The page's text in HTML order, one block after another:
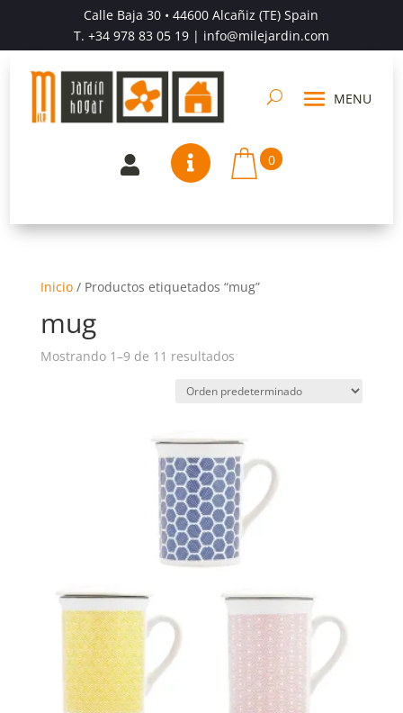
Calle Baja 30 • 44600 Alcañiz (TE) Spain
T. +34 978 83 05 19| info@milejardin.com
  0
Inicio/ Productos etiquetados “mug”
mug
Mostrando 1–9 de 11 resultados